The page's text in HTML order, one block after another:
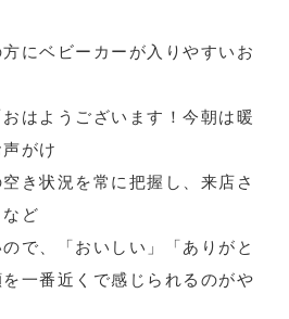
にベビーカーが入りやすいお
はようございます！今朝は暖
がけ
き状況を常に把握し、来店さ
ど
で、「おいしい」「ありがと
一番近くで感じられるのがや